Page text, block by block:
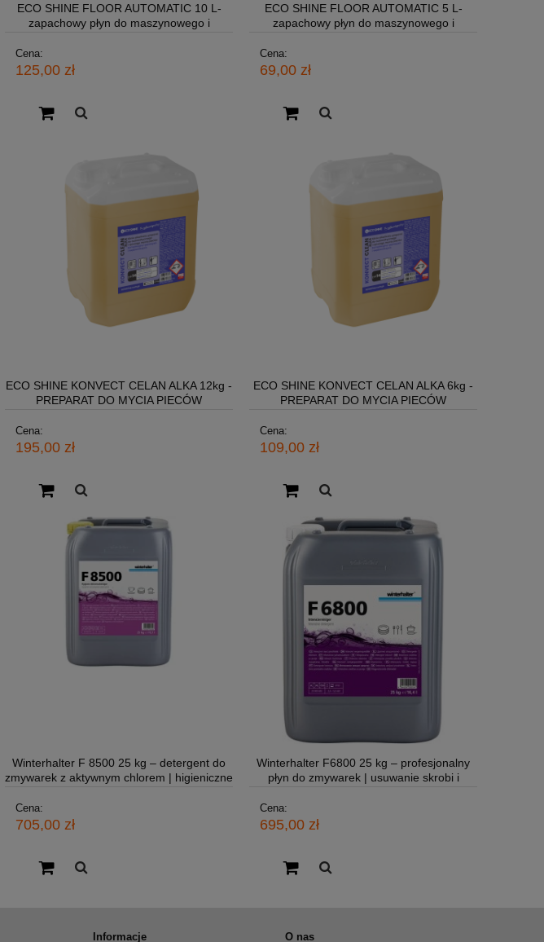
ECO SHINE FLOOR AUTOMATIC 10 L-
zapachowy płyn do maszynowego i
Cena:
125,00 zł
ECO SHINE FLOOR AUTOMATIC 5 L-
zapachowy płyn do maszynowego i
Cena:
69,00 zł
ECO SHINE KONVECT CELAN ALKA 12kg -
PREPARAT DO MYCIA PIECÓW
Cena:
195,00 zł
ECO SHINE KONVECT CELAN ALKA 6kg -
PREPARAT DO MYCIA PIECÓW
Cena:
109,00 zł
Winterhalter F 8500 25 kg – detergent do
zmywarek z aktywnym chlorem | higieniczne
Cena:
705,00 zł
Winterhalter F6800 25 kg – profesjonalny
płyn do zmywarek | usuwanie skrobi i
Cena:
695,00 zł
Informacje O nas